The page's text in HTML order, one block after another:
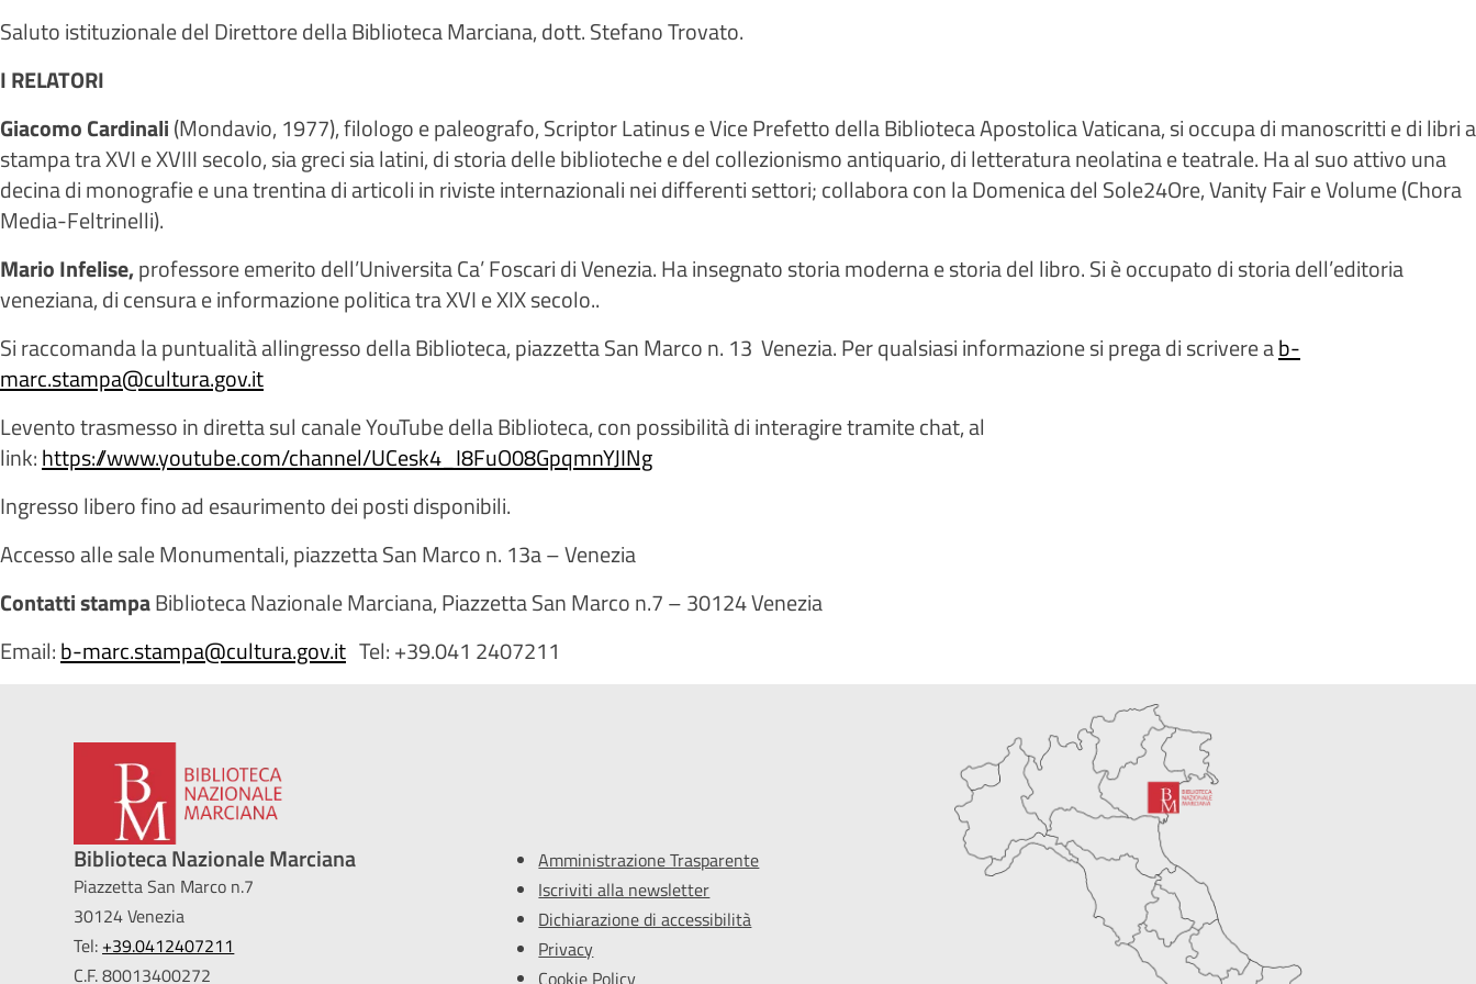
Saluto istituzionale del Direttore della Biblioteca Marciana, dott. Stefano Trovato.
I RELATORI
Giacomo Cardinali(Mondavio, 1977), filologo e paleografo, Scriptor Latinus e Vice Prefetto della Biblioteca Apostolica Vaticana, si occupa di manoscritti e di libri a
stampa tra XVI e XVIII secolo, sia greci sia latini, di storia delle biblioteche e del collezionismo antiquario, di letteratura neolatina e teatrale. Ha al suo attivo una
decina di monografie e una trentina di articoli in riviste internazionali nei differenti settori; collabora con la Domenica del Sole24Ore, Vanity Fair e Volume (Chora
Media-Feltrinelli).
Mario Infelise,professore emerito dell’Universita Ca’ Foscari di Venezia. Ha insegnato storia moderna e storia del libro. Si è occupato di storia dell’editoria
veneziana, di censura e informazione politica tra XVI e XIX secolo..
Si raccomanda la puntualità allingresso della Biblioteca, piazzetta San Marco n. 13  Venezia. Per qualsiasi informazione si prega di scrivere ab-
marc.stampa@cultura.gov.it
Levento trasmesso in diretta sul canale YouTube della Biblioteca, con possibilità di interagire tramite chat, al
link:https://www.youtube.com/channel/UCesk4_I8FuO08GpqmnYJINg
Ingresso libero fino ad esaurimento dei posti disponibili.
Accesso alle sale Monumentali, piazzetta San Marco n. 13a – Venezia
Contatti stampaBiblioteca Nazionale Marciana, Piazzetta San Marco n.7 – 30124 Venezia
Email:b-marc.stampa@cultura.gov.it Tel: +39.041 2407211
Biblioteca Nazionale Marciana
Piazzetta San Marco n.7
30124 Venezia
Tel: +39.0412407211
C.F. 80013400272
Amministrazione Trasparente
Iscriviti alla newsletter
Dichiarazione di accessibilità
Privacy
Cookie Policy